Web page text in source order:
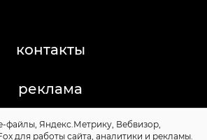
контакты
реклама
2026 Posta-Magazine
файлы, Яндекс.Метрику, Вебвизор,
для работы сайта, аналитики и рекламы.